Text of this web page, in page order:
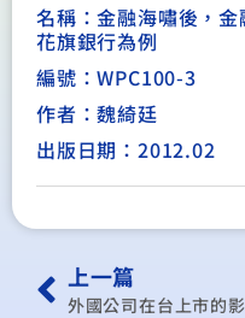
名稱：金融海嘯後，
花旗銀行為例
編號：WPC100-3
作者：魏綺廷
出版日期：2012.02
上一篇
外國公司在台上市的